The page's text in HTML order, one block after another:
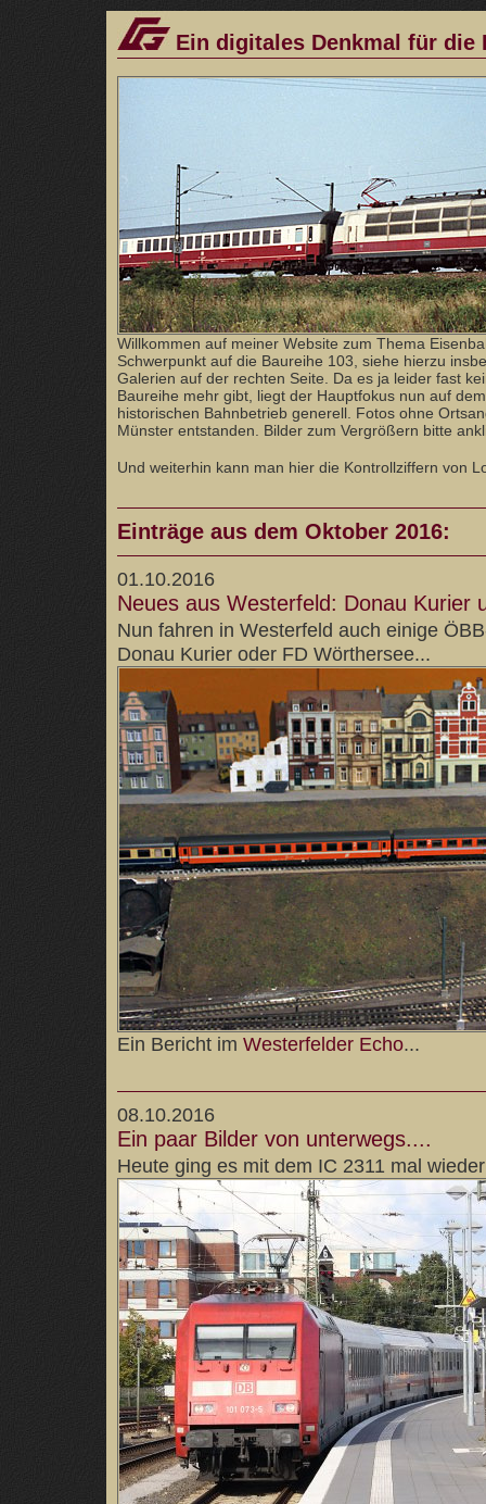
Ein digitales Denkmal für die
Willkommen auf meiner Website zum Thema
Schwerpunkt auf die Baureihe 103, siehe hierzu
Galerien auf der rechten Seite. Da es ja leider fast
Baureihe mehr gibt, liegt der Hauptfokus nun auf
historischen Bahnbetrieb generell. Fotos ohne
Münster entstanden. Bilder zum Vergrößern bitte
Und weiterhin kann man hier die Kontrollziffern von
Einträge aus dem Oktober 2016:
01.10.2016
Neues aus Westerfeld: Donau Kurier
Nun fahren in Westerfeld auch einige
Donau Kurier oder FD Wörthersee...
Ein Bericht im Westerfelder Echo...
08.10.2016
Ein paar Bilder von unterwegs....
Heute ging es mit dem IC 2311 mal